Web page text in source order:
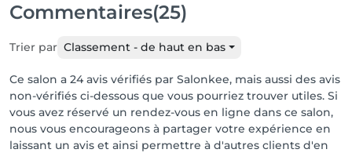
Commentaires(25)
Trier par Classement - de haut en bas
Ce salon a 24 avis vérifiés par Salonkee, mais aussi des avis
non-vérifiés ci-dessous que vous pourriez trouver utiles. Si
vous avez réservé un rendez-vous en ligne dans ce salon,
nous vous encourageons à partager votre expérience en
laissant un avis et ainsi permettre à d'autres clients d'en